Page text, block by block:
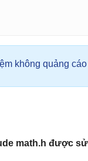
không quảng
math.h được